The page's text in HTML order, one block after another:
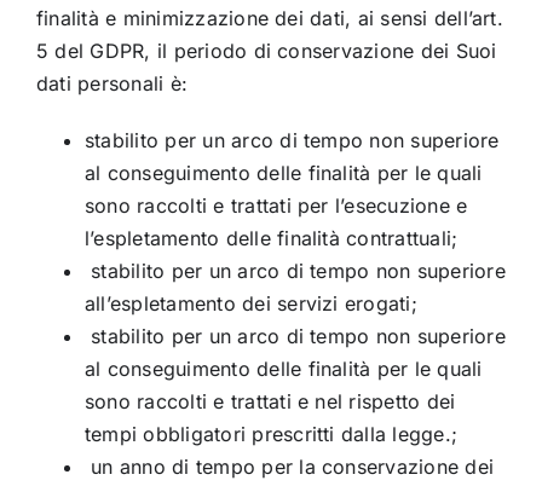
finalità e minimizzazione dei dati, ai sensi dell’art.
5 del GDPR, il periodo di conservazione dei Suoi
dati personali è:
stabilito per un arco di tempo non superiore
al conseguimento delle finalità per le quali
sono raccolti e trattati per l’esecuzione e
l’espletamento delle finalità contrattuali;
stabilito per un arco di tempo non superiore
all’espletamento dei servizi erogati;
stabilito per un arco di tempo non superiore
al conseguimento delle finalità per le quali
sono raccolti e trattati e nel rispetto dei
tempi obbligatori prescritti dalla legge.;
un anno di tempo per la conservazione dei